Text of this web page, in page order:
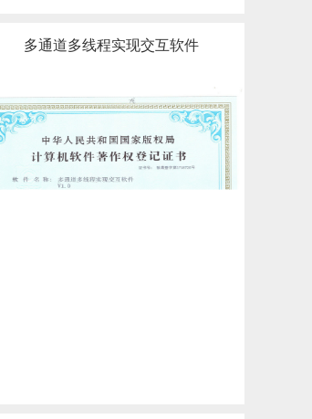
多通道多线程实现交互软件